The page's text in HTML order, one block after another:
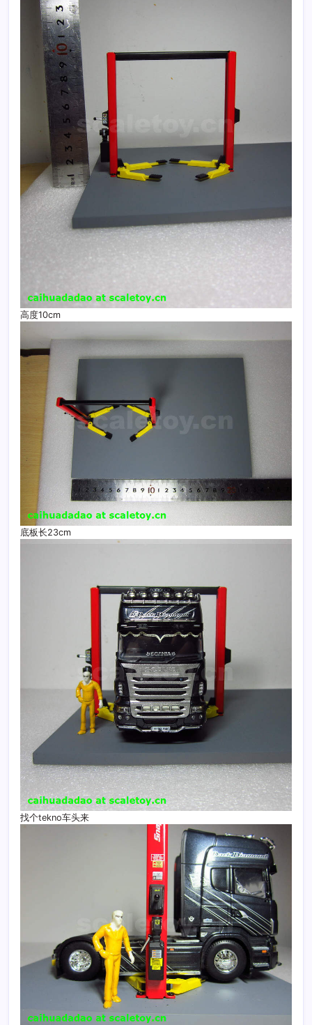
高度10cm
底板长23cm
找个tekno车头来